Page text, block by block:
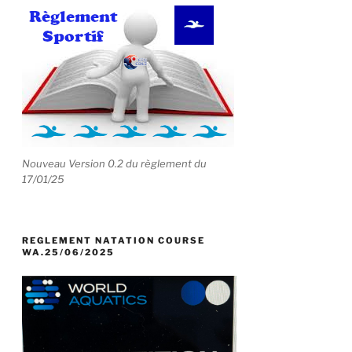
Nouveau Version 0.2 du règlement du
17/01/25
REGLEMENT NATATION COURSE
WA.25/06/2025